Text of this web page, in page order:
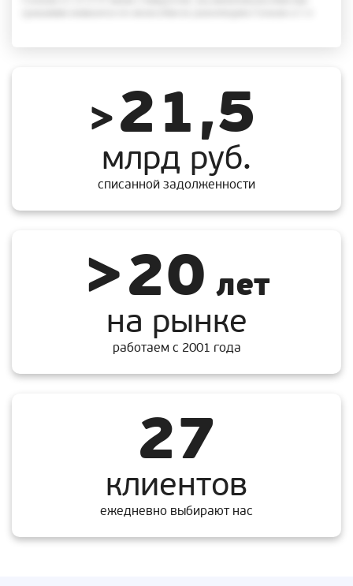
>21,5
млрд руб.
списанной задолженности
>20лет
на рынке
работаем с 2001 года
27
клиентов
ежедневно выбирают нас